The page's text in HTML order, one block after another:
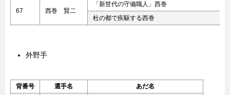
67 西巻 賢二
「新世代の守備職人」西巻
杜の都で疾駆する西巻
外野手
背番号 選手名 あだ名